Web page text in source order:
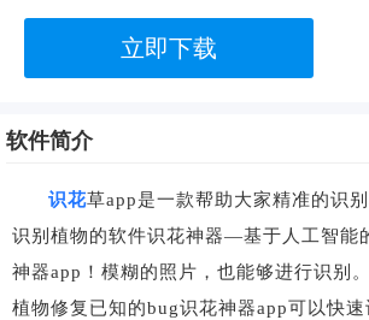
立即下载
软件简介
识花草app是一款帮助大家精准的识
识别植物的软件识花神器—基于人工智能
神器app！模糊的照片，也能够进行识别
植物修复已知的bug识花神器app可以快